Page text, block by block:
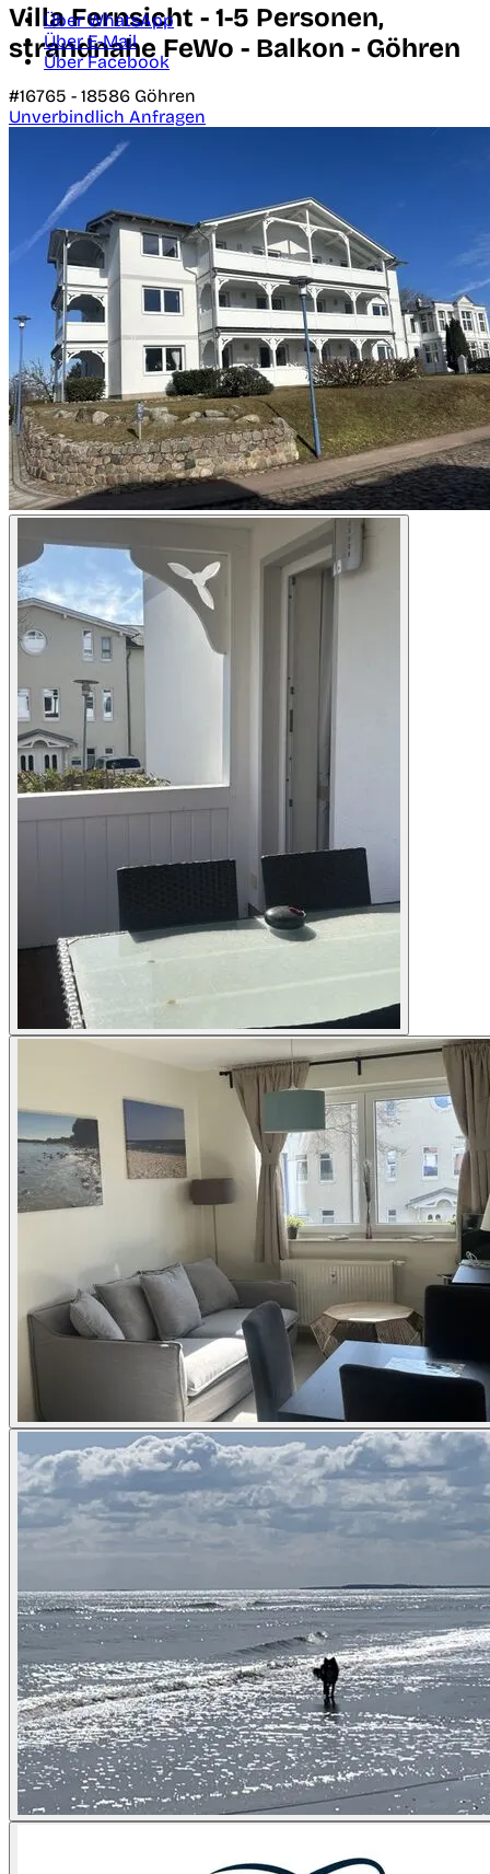
Über WhatsApp
Über E-Mail
Über Facebook
Villa Fernsicht - 1-5 Personen,
strandnahe FeWo - Balkon - Göhren
#16765 - 18586 Göhren
Unverbindlich Anfragen